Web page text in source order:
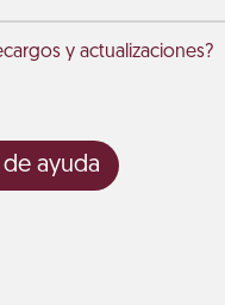
y actualizaciones?
de ayuda